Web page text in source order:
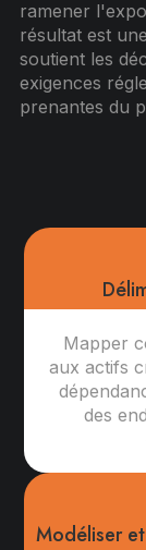
ramener
résultat est
soutient les
exigences
prenantes du
Mapper
aux actifs
des
Modéliser